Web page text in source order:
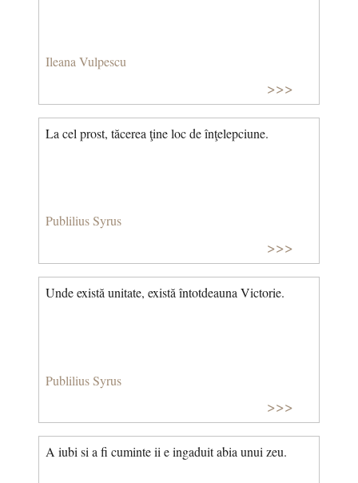
Ileana Vulpescu
>>>
La cel prost, tăcerea ţine loc de înţelepciune.
Publilius Syrus
>>>
Unde există unitate, există întotdeauna Victorie.
Publilius Syrus
>>>
A iubi si a fi cuminte ii e ingaduit abia unui zeu.